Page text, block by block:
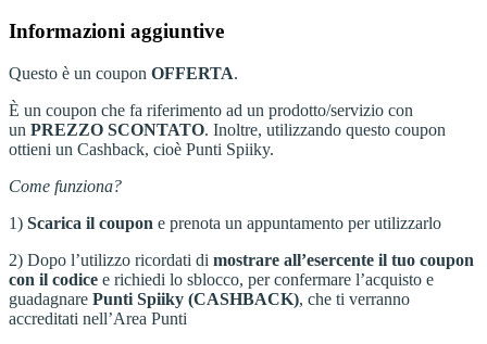
Informazioni aggiuntive
Questo è un coupon OFFERTA.
È un coupon che fa riferimento ad un prodotto/servizio con
un PREZZO SCONTATO. Inoltre, utilizzando questo coupon
ottieni un Cashback, cioè Punti Spiiky.
Come funziona?
1) Scarica il coupon e prenota un appuntamento per utilizzarlo
2) Dopo l’utilizzo ricordati di mostrare all’esercente il tuo coupon
con il codice e richiedi lo sblocco, per confermare l’acquisto e
guadagnare Punti Spiiky (CASHBACK), che ti verranno
accreditati nell’Area Punti